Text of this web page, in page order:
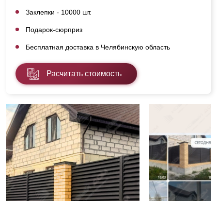
Заклепки - 10000 шт.
Подарок-сюрприз
Бесплатная доставка в Челябинскую область
Расчитать стоимость